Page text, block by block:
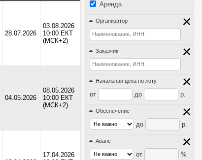
28.07.2026
03.08.2026
10:00 ЕКТ
(МСК+2)
04.05.2026
08.05.2026
10:00 ЕКТ
(МСК+2)
17.04.2026
Аренда
Организатор
Заказчик
Начальная цена по лоту
от до р.
Обеспечение
до р.
Аванс
от %